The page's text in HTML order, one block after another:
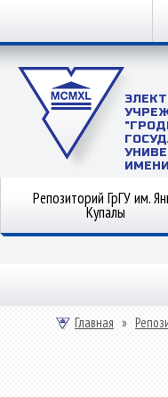
Репозиторий ГрГУ им.
Купалы
Главная »